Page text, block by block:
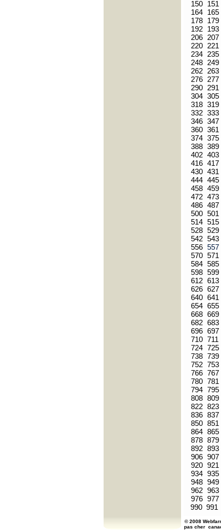
150
151
164
165
178
179
192
193
206 207
220
221
234
235
248
249
262
263
276
277
290
291
304 305
318 319
332 333
346 347
360 361
374 375
388 389
402 403
416 417
430 431
444 445
458 459
472 473
486 487
500 501
514 515
528 529
542 543
556
570 571
584 585
598 599
612 613
626 627
640 641
654 655
668 669
682 683
696 697
710 711
724 725
738 739
752 753
766 767
780 781
794 795
808 809
822 823
836 837
850 851
864 865
878 879
892 893
906 907
920 921
934 935
948 949
962 963
976 977
990 991
© 2008
pas cher